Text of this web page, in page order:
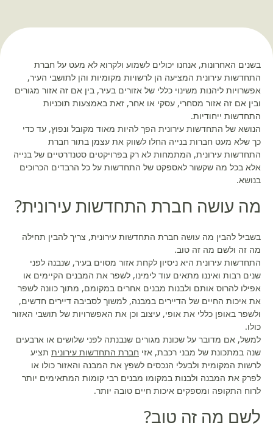
בשנים האחרונות, אנחנו יכולים לשמוע ולקרוא לא מעט על חברת
התחדשות עירונית המציעה הן לרשויות מקומיות והן לתושבי העיר,
אפשרויות ליהנות משינוי כללי של אזורים בעיר, בין אם זה אזור מגורים
ובין אם זה אזור מסחרי, עסקי או אחר, זאת באמצעות תוכניות
התחדשות ייחודיות.
הנושא של התחדשות עירונית הפך להיות מאוד מקובל ונפוץ, עד כדי
כך שלא מעט חברות בנייה החלו לשווק את עצמן בתור חברת
התחדשות עירונית, המתמחות לא רק בפרויקטים סטנדרטיים של בנייה
אלא בכל מה שקשור לאספקט של התחדשות על כל הרבדים הכרוכים
בנושא.
מה עושה חברת התחדשות עירונית?
בשביל להבין מה עושה חברת התחדשות עירונית, צריך להבין תחילה
מה זה ולשם מה זה טוב.
התחדשות עירונית היא ניסיון לקחת אזור מסוים בעיר, שנבנה לפני
שנים רבות ואיננו מתאים עוד לימינו, לשפר את המבנים הקיימים או
אפילו להרוס אותם ולבנות מבנים אחרים במקומם, מתוך כוונה לשפר
את איכות החיים של הדיירים במבנה, למשוך לסביבה דיירים חדשים,
ולשפר באופן כללי את אופי, עיצוב וכן את האפשרויות של תושבי האזור
כולו.
למשל, אם מדובר על שכונת מגורים שנבנתה לפני שלושים או ארבעים
שנה במתכונת של מבני רכבת, אזי חברת התחדשות עירונית תציע
לרשות המקומית ולבעלי הנכסים לשפץ את המבנה והאזור כולו או
לפרק את המבנה ולבנות במקומו מבנים רבי קומות המתאימים יותר
לרוח התקופה ומספקים איכות חיים טובה יותר.
לשם מה זה טוב?